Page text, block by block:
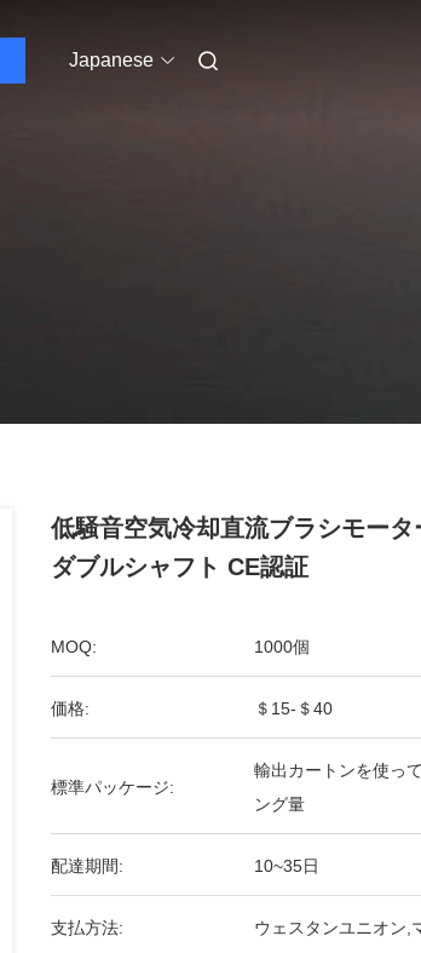
Japanese
低騒音空気冷却直流ブラシモー
ダブルシャフト CE認証
MOQ: 1000個
価格: ＄15-＄40
標準パッケージ:
輸出カートンを使っ
ング量
配達期間: 10~35日
支払方法: ウェスタンユニオン,